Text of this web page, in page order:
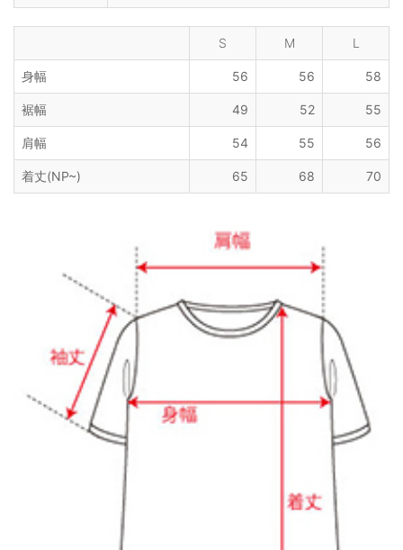
S M L
身幅 56 56 58
裾幅 49 52 55
肩幅 54 55 56
着丈(NP~) 65 68 70